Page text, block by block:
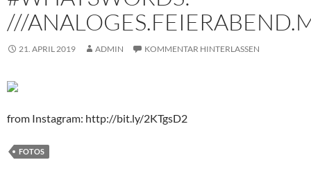
///
21. APRIL 2019 ADMIN KOMMENTAR HINTERLASSEN
from Instagram: http://bit.ly/2KTgsD2
FOTOS